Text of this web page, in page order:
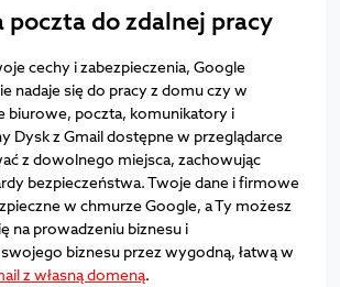
poczta do zdalnej pracy
cechy i zabezpieczenia, Google
nadaje się do pracy z domu czy w
biurowe, poczta, komunikatory i
Dysk z Gmail dostępne w przeglądarce
z dowolnego miejsca, zachowując
bezpieczeństwa. Twoje dane i firmowe
w chmurze Google, a Ty możesz
na prowadzeniu biznesu i
biznesu przez wygodną, łatwą w
z własną domeną.